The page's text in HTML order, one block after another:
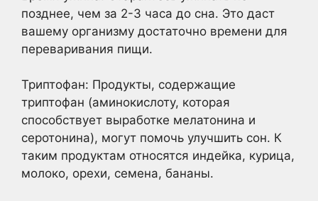
позднее, чем за 2-3 часа до сна. Это даст
вашему организму достаточно времени для
переваривания пищи.
Триптофан: Продукты, содержащие
триптофан (аминокислоту, которая
способствует выработке мелатонина и
серотонина), могут помочь улучшить сон. К
таким продуктам относятся индейка, курица,
молоко, орехи, семена, бананы.